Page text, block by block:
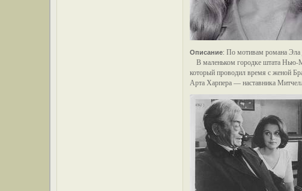
Описание:По мотивам романа Эла
В маленьком городке штата Нью-
который проводил время с женой
Арта Харпера — наставника